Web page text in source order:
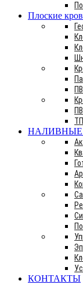
Плоские
КОНТАКТЫ